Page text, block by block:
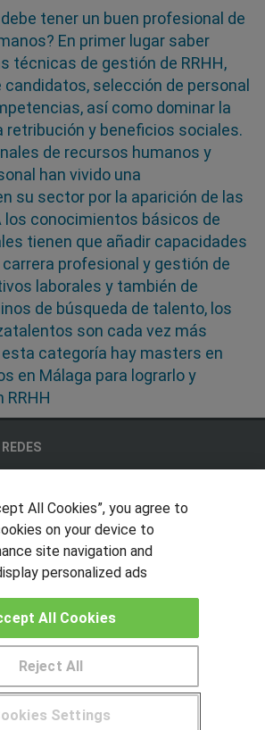
tener un buen profesional de
En primer lugar saber
técnicas de gestión de RRHH,
selección de personal
así como dominar la
retribución y beneficios sociales.
de recursos humanos y
han vivido una
su sector por la aparición de las
los conocimientos básicos de
tienen que añadir capacidades
profesional y gestión de
laborales y también de
de búsqueda de talento, los
son cada vez más
esta categoría hay masters en
en Málaga para lograrlo y
RRHH
INTERES
All Cookies”, you agree to
on your device to
site navigation and
personalized ads
Settings
Reject All
All Cookies